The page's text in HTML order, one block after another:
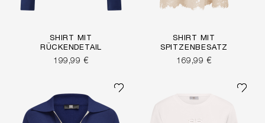
SHIRT MIT
RÜCKENDETAIL
199,99 €
SHIRT MIT
SPITZENBESATZ
169,99 €